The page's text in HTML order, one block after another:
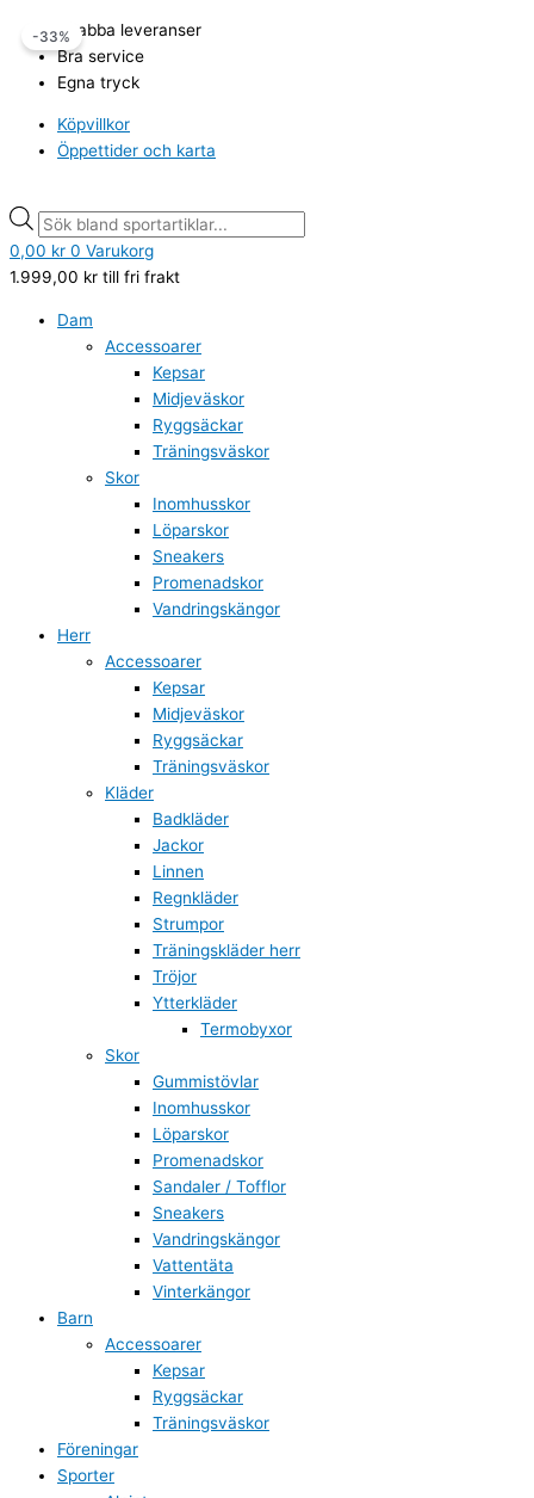
innehåll
Snabba leveranser
Bra service
Egna tryck
Köpvillkor
Öppettider och karta
search
0,00 kr 0 Varukorg
1.999,00 kr till fri frakt
Dam
Accessoarer
Kepsar
Midjeväskor
Ryggsäckar
Träningsväskor
Skor
Inomhusskor
Löparskor
Sneakers
Promenadskor
Vandringskängor
Herr
Accessoarer
Kepsar
Midjeväskor
Ryggsäckar
Träningsväskor
Kläder
Badkläder
Jackor
Linnen
Regnkläder
Strumpor
Träningskläder herr
Tröjor
Ytterkläder
Termobyxor
Skor
Gummistövlar
Inomhusskor
Löparskor
Promenadskor
Sandaler / Tofflor
Sneakers
Vandringskängor
Vattentäta
Vinterkängor
Barn
Accessoarer
Kepsar
Ryggsäckar
Träningsväskor
Föreningar
Sporter
search
-33%
ursprungliga
priset
var:
299,00 kr.
nuvarande
Vändbara
Spalding